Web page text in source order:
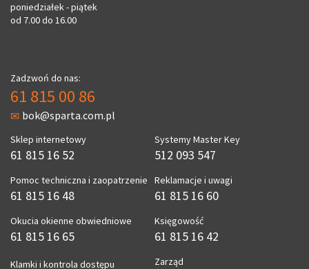
poniedziałek - piątek
od 7.00 do 16.00
Zadzwoń do nas:
61 815 00 86
bok@sparta.com.pl
Sklep internetowy
61 815 16 52
Pomoc techniczna i zaopatrzenie
61 815 16 48
Okucia okienne obwiedniowe
61 815 16 65
Klamki i kontrola dostępu
Systemy Master Key
512 093 547
Reklamacje i uwagi
61 815 16 60
Księgowość
61 815 16 42
Zarząd